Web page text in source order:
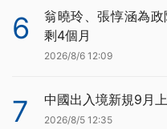
6
翁曉玲、張惇涵為
剩4個月
2026/8/6 12:09
7 中國出入境新規9月
2026/8/5 12:35